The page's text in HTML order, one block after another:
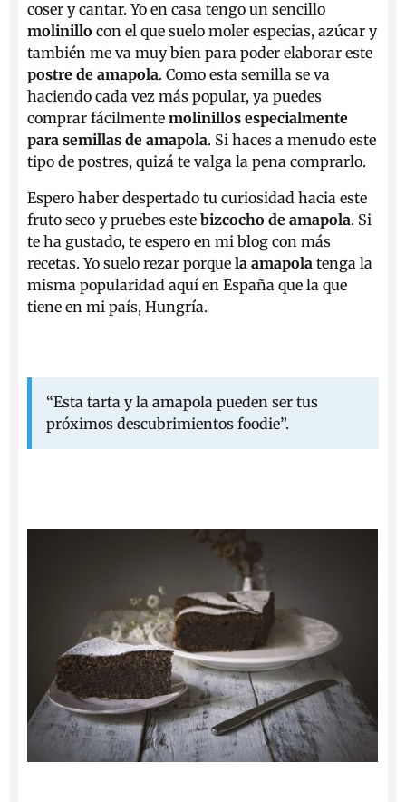
coser y cantar. Yo en casa tengo un sencillo
molinillocon el que suelo moler especias, azúcar y
también me va muy bien para poder elaborar este
postre de amapola.Como esta semilla se va
haciendo cada vez más popular, ya puedes
comprar fácilmentemolinillos especialmente
para semillas de amapola. Si haces a menudo este
tipo de postres, quizá te valga la pena comprarlo.
Espero haber despertado tu curiosidad hacia este
fruto seco y pruebes estebizcocho de amapola. Si
te ha gustado, te espero en mi blog con más
recetas. Yo suelo rezar porquela amapola tenga la
misma popularidad aquí en España que la que
tiene en mi país, Hungría.
“Esta tarta y la amapola pueden ser tus
próximos descubrimientos foodie”.